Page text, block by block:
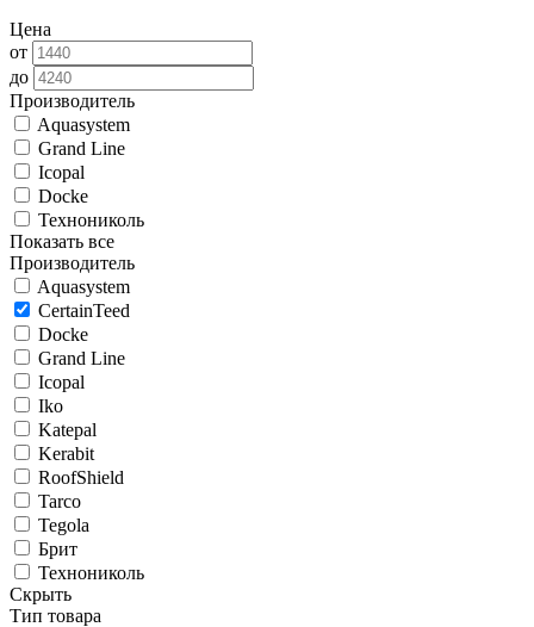
Цена
от
до
Производитель
Aquasystem
Grand Line
Icopal
Docke
Технониколь
Показать все
Производитель
Aquasystem
CertainTeed
Docke
Grand Line
Icopal
Iko
Katepal
Kerabit
RoofShield
Tarco
Tegola
Брит
Технониколь
Скрыть
Тип товара